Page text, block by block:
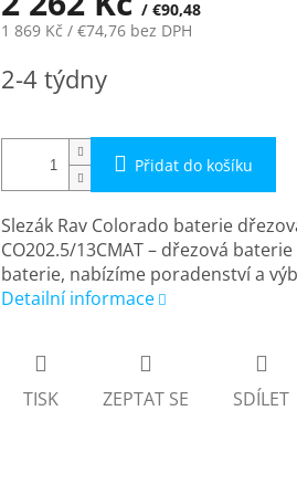
/ €90,48
1 869 Kč / €74,76 bez DPH
cena:
2-4 týdny
Přidat do košíku
Slezák Rav Colorado baterie
CO202.5/13CMAT – dřezová
baterie, nabízíme poradenství a
Detailní informace
TISK ZEPTAT SE SDÍLET